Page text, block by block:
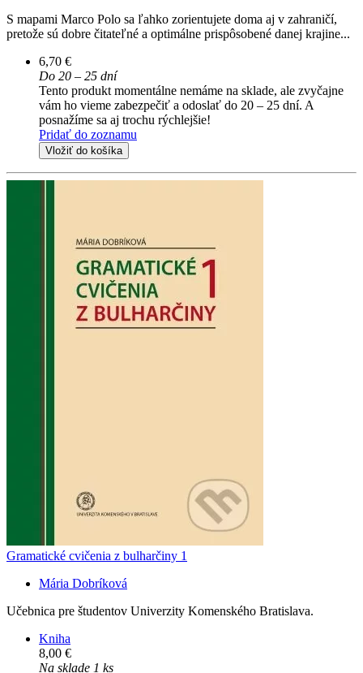
S mapami Marco Polo sa ľahko zorientujete doma aj v zahraničí,
pretože sú dobre čitateľné a optimálne prispôsobené danej krajine...
6,70 €
Do 20 – 25 dní
Tento produkt momentálne nemáme na sklade, ale zvyčajne
vám ho vieme zabezpečiť a odoslať do 20 – 25 dní. A
posnažíme sa aj trochu rýchlejšie!
Pridať do zoznamu
Vložiť do košíka
Gramatické cvičenia z bulharčiny 1
Mária Dobríková
Učebnica pre študentov Univerzity Komenského Bratislava.
Kniha
8,00 €
Na sklade 1 ks